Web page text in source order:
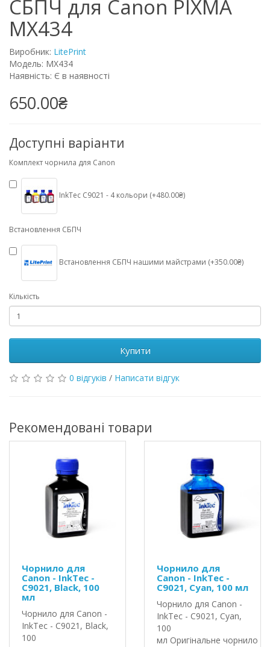
СБПЧ для Canon PIXMA
MX434
Виробник: LitePrint
Модель: MX434
Наявність: Є в наявності
650.00₴
Доступні варіанти
Комплект чорнила для Canon
InkTec C9021 - 4 кольори (+480.00₴)
Встановлення СБПЧ
Встановлення СБПЧ нашими майстрами (+350.00₴)
Кількість
Купити
0 відгуків / Написати відгук
Рекомендовані товари
Чорнило для
Canon - InkTec -
C9021, Black, 100
мл
Чорнило для Canon -
InkTec - C9021, Black,
100
Чорнило для
Canon - InkTec -
C9021, Cyan, 100 мл
Чорнило для Canon -
InkTec - C9021, Cyan,
100
мл Оригінальне чорнило